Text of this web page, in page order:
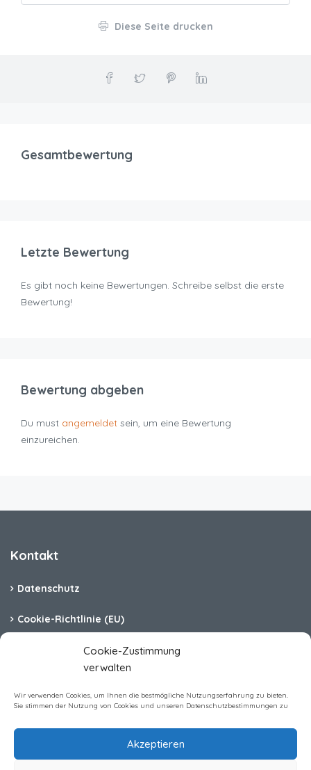
Cookie-Zustimmung
verwalten
Wir verwenden Cookies, um Ihnen die bestmögliche Nutzungserfahrung zu bieten.
Sie stimmen der Nutzung von Cookies und unseren Datenschutzbestimmungen zu
Akzeptieren
Diese Seite drucken
Gesamtbewertung
Letzte Bewertung
Es gibt noch keine Bewertungen. Schreibe selbst die erste
Bewertung!
Bewertung abgeben
Du must angemeldet sein, um eine Bewertung
einzureichen.
Kontakt
Datenschutz
Cookie-Richtlinie (EU)
Barrierefreiheit
Homerent Immobilien GmbH All rights reserved